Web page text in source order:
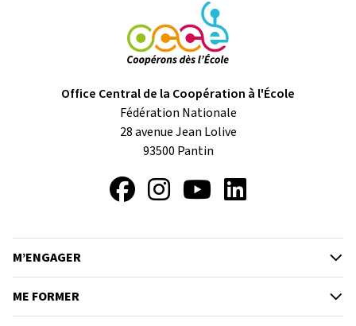
Office Central de la Coopération à l'École
Fédération Nationale
28 avenue Jean Lolive
93500 Pantin
FacebookInstagramYouTube
M’ENGAGER
ME FORMER